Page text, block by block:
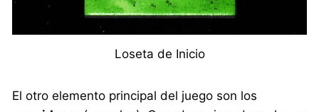
Loseta de Inicio
El otro elemento principal del juego son los